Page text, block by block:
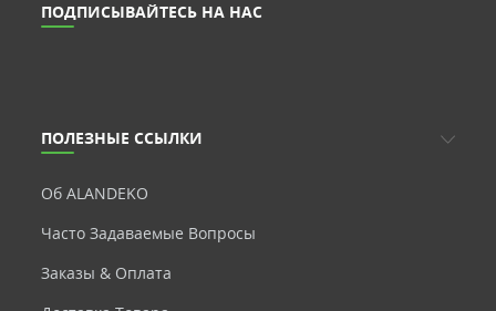
ПОЛЕЗНЫЕ ССЫЛКИ
Об ALANDEKO
Часто Задаваемые Вопросы
Заказы & Оплата
ПОДПИСЫВАЙТЕСЬ НА НАС